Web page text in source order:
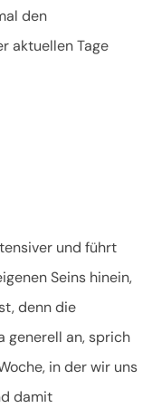
den
aktuellen Tage
und führt
Seins hinein,
denn die
generell an, sprich
in der wir uns
damit